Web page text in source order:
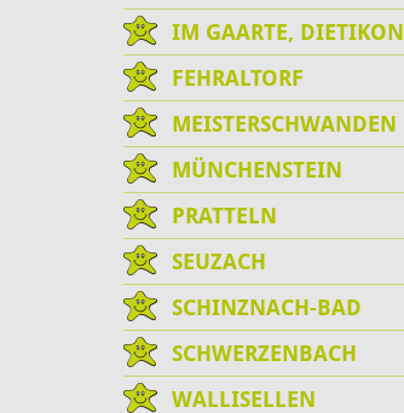
IM GAARTE, DIETIKON
FEHRALTORF
MEISTERSCHWANDEN
MÜNCHENSTEIN
PRATTELN
SEUZACH
SCHINZNACH-BAD
SCHWERZENBACH
WALLISELLEN